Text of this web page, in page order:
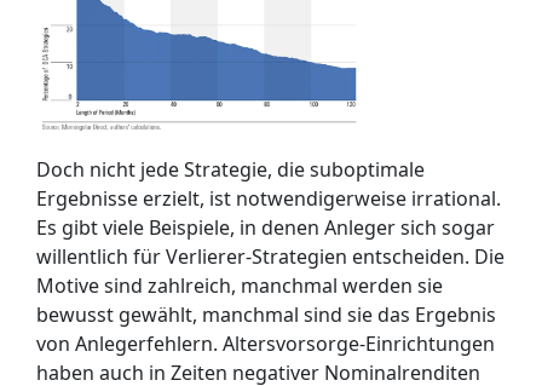
Doch nicht jede Strategie, die suboptimale
Ergebnisse erzielt, ist notwendigerweise irrational.
Es gibt viele Beispiele, in denen Anleger sich sogar
willentlich für Verlierer-Strategien entscheiden. Die
Motive sind zahlreich, manchmal werden sie
bewusst gewählt, manchmal sind sie das Ergebnis
von Anlegerfehlern. Altersvorsorge-Einrichtungen
haben auch in Zeiten negativer Nominalrenditen